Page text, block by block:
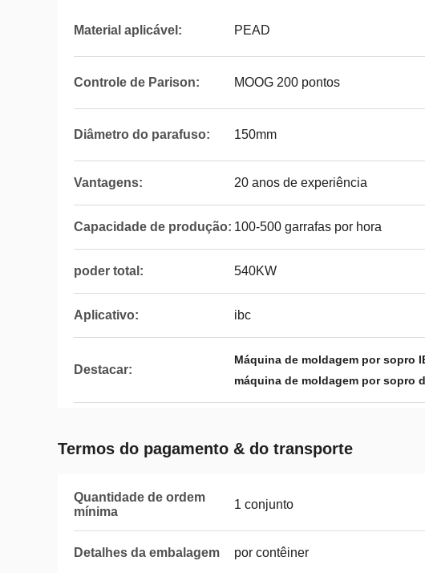
Material aplicável: PEAD
Controle de Parison: MOOG 200 pontos
Diâmetro do parafuso: 150mm
Vantagens: 20 anos de experiência
Capacidade de produção: 100-500 garrafas por hora
poder total: 540KW
Aplicativo: ibc
Destacar:
Máquina de moldagem por sopro
máquina de moldagem por sopro
Termos do pagamento & do transporte
Quantidade de ordem
mínima
1 conjunto
Detalhes da embalagem por contêiner